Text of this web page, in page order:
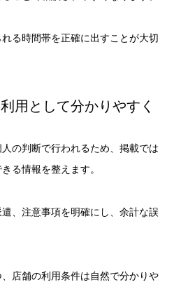
る時間帯を正確に出すことが大切
用として分かりやすく
の判断で行われるため、掲載では
る情報を整えます。
、注意事項を明確にし、余計な誤
店舗の利用条件は自然で分かりや